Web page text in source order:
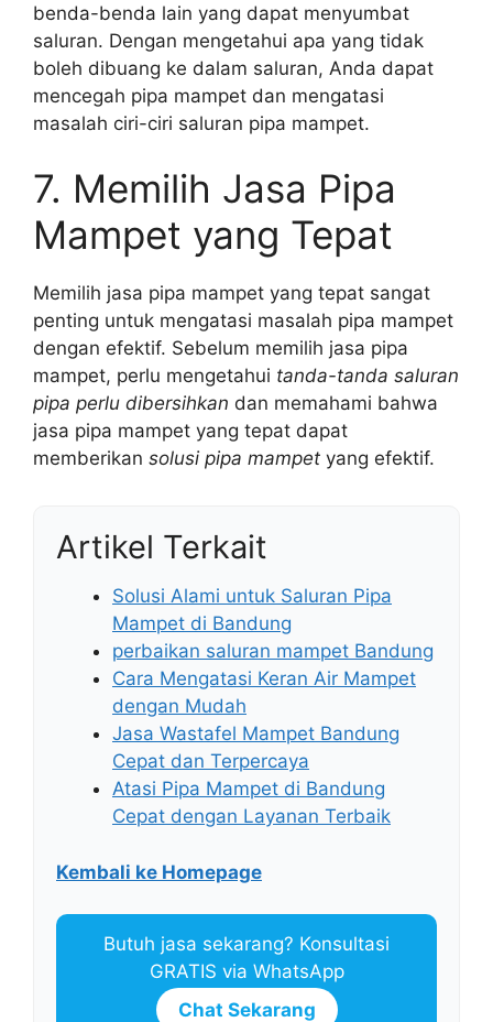
benda-benda lain yang dapat menyumbat
saluran. Dengan mengetahui apa yang tidak
boleh dibuang ke dalam saluran, Anda dapat
mencegah pipa mampet dan mengatasi
masalah ciri-ciri saluran pipa mampet.
7. Memilih Jasa Pipa
Mampet yang Tepat
Memilih jasa pipa mampet yang tepat sangat
penting untuk mengatasi masalah pipa mampet
dengan efektif. Sebelum memilih jasa pipa
mampet, perlu mengetahui tanda-tanda saluran
pipa perlu dibersihkan dan memahami bahwa
jasa pipa mampet yang tepat dapat
memberikan solusi pipa mampet yang efektif.
Artikel Terkait
Solusi Alami untuk Saluran Pipa
Mampet di Bandung
perbaikan saluran mampet Bandung
Cara Mengatasi Keran Air Mampet
dengan Mudah
Jasa Wastafel Mampet Bandung
Cepat dan Terpercaya
Atasi Pipa Mampet di Bandung
Cepat dengan Layanan Terbaik
Kembali ke Homepage
Butuh jasa sekarang? Konsultasi
GRATIS via WhatsApp
Chat Sekarang